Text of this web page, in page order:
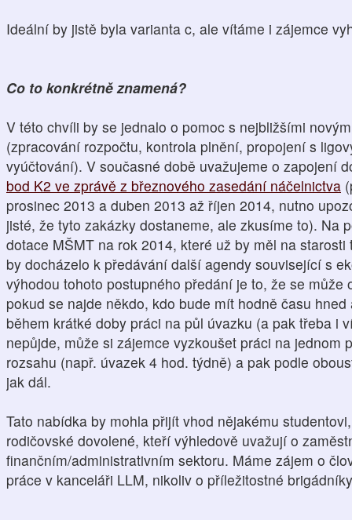
Ideální by jistě byla varianta c, ale vítáme i zájemce
Co to konkrétně znamená?
V této chvíli by se jednalo o pomoc s nejbližšími
(zpracování rozpočtu, kontrola plnění, propojení s
vyúčtování). V současné době uvažujeme o zapojení
bod K2 ve zprávě z březnového zasedání náčelnictva
prosinec 2013 a duben 2013 až říjen 2014, nutno
jisté, že tyto zakázky dostaneme, ale zkusíme to). Na
dotace MŠMT na rok 2014, které už by měl na
by docházelo k předávání další agendy související s
výhodou tohoto postupného předání je to, že se může
pokud se najde někdo, kdo bude mít hodně času
během krátké doby práci na půl úvazku (a pak třeba i
nepůjde, může si zájemce vyzkoušet práci na jednom
rozsahu (např. úvazek 4 hod. týdně) a pak podle
jak dál.
Tato nabídka by mohla přijít vhod nějakému
rodičovské dovolené, kteří výhledově uvažují o
finančním/administrativním sektoru. Máme zájem o
práce v kanceláři LLM, nikoliv o příležitostné